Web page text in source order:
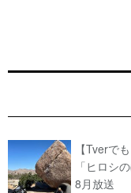
【Tverで
「ヒロシ
8月放送